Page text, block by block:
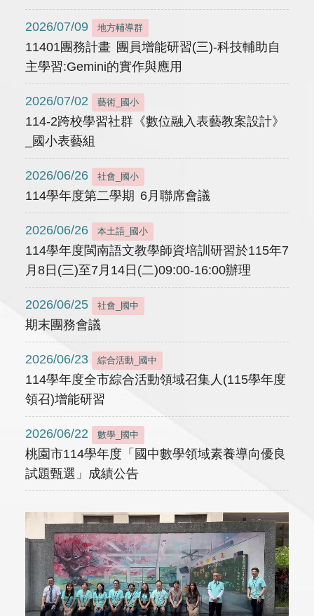
2026/07/09 地方輔導群
11401團務計畫 團員增能研習(三)-科技輔助自
主學習:Gemini的實作與應用
2026/07/02 藝術_國小
114-2跨校學習社群《數位融入表藝教案設計》
_國小表藝組
2026/06/26 社會_國小
114學年度第二學期 6月聯席會議
2026/06/26 本土語_國小
114學年度閩南語文教學師資培訓研習於115年7
月8日(三)至7月14日(二)09:00-16:00辦理
2026/06/25 社會_國中
期末團務會議
2026/06/23 綜合活動_國中
114學年度全市綜合活動領域召集人(115學年度
領召)增能研習
2026/06/22 數學_國中
桃園市114學年度「國中數學領域素養導向優良
試題甄選」成績公告